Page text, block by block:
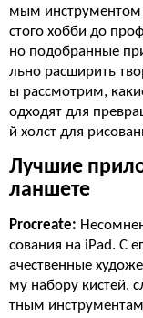
мым инструментом
стого хобби до
но подобранные
льно расширить
ы рассмотрим,
одходят для
й холст для
Лучшие
ланшете
Procreate:
сования на iPad. С
ачественные
му набору кистей,
тным